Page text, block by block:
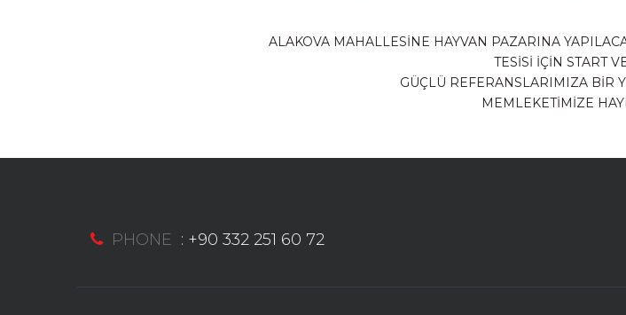
ALAKOVA MAHALLESİNE HAYVAN PAZARINA
TESİSİ İÇİN START
GÜÇLÜ REFERANSLARIMIZA BİR
MEMLEKETİMİZE
PHONE : +90 332 251 60 72